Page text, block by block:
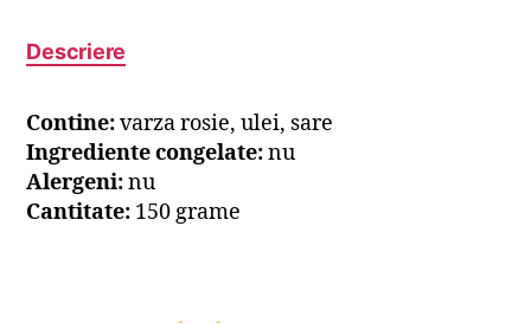
Descriere
Contine:varza rosie, ulei, sare
Ingrediente congelate:nu
Alergeni:nu
Cantitate: 150 grame